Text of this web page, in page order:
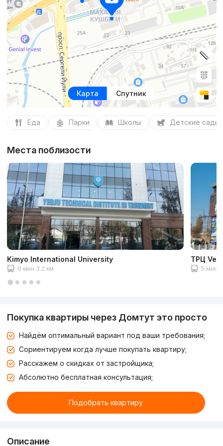
Карта Спутник
Еда Парки Школы Детские сады
Места поблизости
Kimyo International University
6 мин 3.2 км
ТРЦ
5 мин
Покупка квартиры через Домтут это просто
Найдём оптимальный вариант под ваши требования;
Сориентируем когда лучше покупать квартиру;
Расскажем о скидках от застройщика;
Абсолютно бесплатная консультация;
Подобрать квартиру
Описание